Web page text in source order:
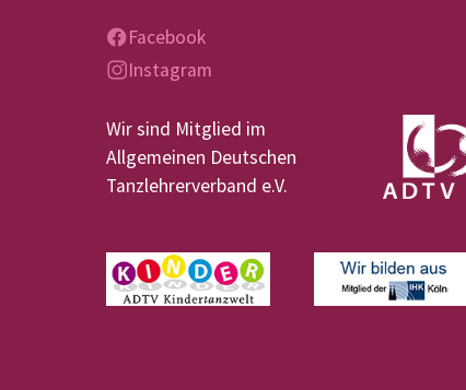
Facebook
Instagram
Wir sind Mitglied im
Allgemeinen Deutschen
Tanzlehrerverband e.V.